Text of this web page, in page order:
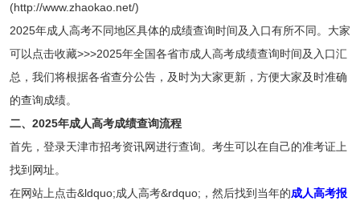
(http://www.zhaokao.net/)
2025年成人高考不同地区具体的成绩查询时间及入口有所不同。大家
可以点击收藏>>>2025年全国各省市成人高考成绩查询时间及入口汇
总，我们将根据各省查分公告，及时为大家更新，方便大家及时准确
的查询成绩。
二、2025年成人高考成绩查询流程
首先，登录天津市招考资讯网进行查询。考生可以在自己的准考证上
找到网址。
在网站上点击&ldquo;成人高考&rdquo;，然后找到当年的成人高考报